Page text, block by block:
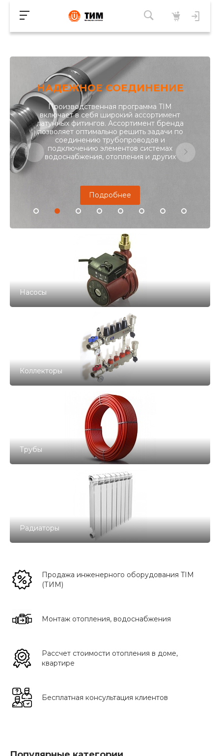
НАДЕЖНОЕ СОЕДИНЕНИЕ
Производственная программа TIM
включает в себя широкий ассортимент
латунных фитингов. Ассортимент бренда
позволяет оптимально решить задачи по
соединению трубопроводов и
подключению элементов системах
водоснабжения, отопления и других
Подробнее
Насосы
Коллекторы
Трубы
Радиаторы
Продажа инженерного оборудования TIM
(ТИМ)
Монтаж отопления, водоснабжения
Рассчет стоимости отопления в доме,
квартире
Бесплатная консультация клиентов